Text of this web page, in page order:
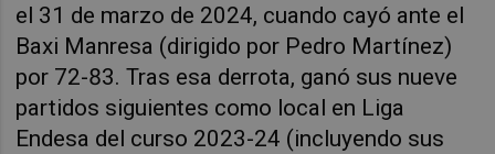
el 31 de marzo de 2024, cuando cayó ante el
Baxi Manresa (dirigido por Pedro Martínez)
por 72-83. Tras esa derrota, ganó sus nueve
partidos siguientes como local en Liga
Endesa del curso 2023-24 (incluyendo sus